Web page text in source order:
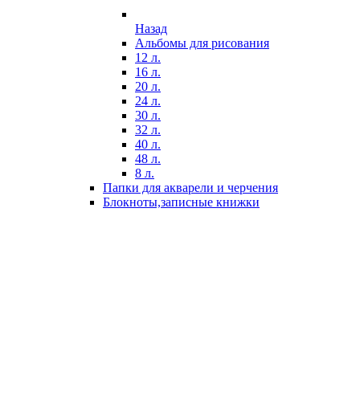
Назад
Альбомы для рисования
12 л.
16 л.
20 л.
24 л.
30 л.
32 л.
40 л.
48 л.
8 л.
Папки для акварели и черчения
Блокноты,записные книжки